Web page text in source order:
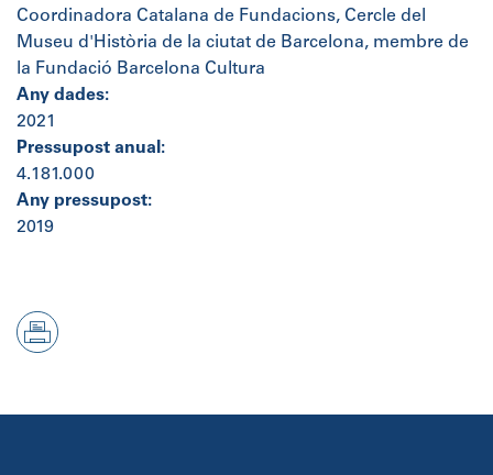
Coordinadora Catalana de Fundacions, Cercle del
Museu d'Història de la ciutat de Barcelona, membre de
la Fundació Barcelona Cultura
Any dades:
2021
Pressupost anual:
4.181.000
Any pressupost:
2019